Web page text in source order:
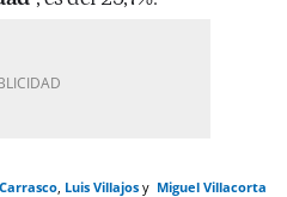
Luis Villajos
Miguel Villacorta